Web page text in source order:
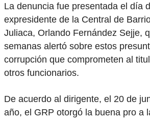
La denuncia fue presentada el día
expresidente de la Central de
Juliaca, Orlando Fernández Sejje,
semanas alertó sobre estos
corrupción que comprometen al
otros funcionarios.
De acuerdo al dirigente, el 20 de
año, el GRP otorgó la buena pro a